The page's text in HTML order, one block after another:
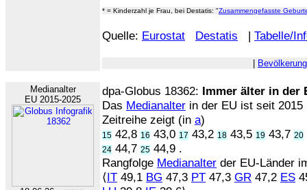
* = Kinderzahl je Frau, bei Destatis: "Zusammengefasste
Quelle: Eurostat Destatis | Tabelle/
Bevölkerung
Medianalter
EU 2015-2025
dpa-Globus 18362: Immer älter in der
Das Medianalter in der EU ist seit 2015
Zeitreihe zeigt (in a)
15 42,8 16 43,0 17 43,2 18 43,5 19 43,7 20
24 44,7 25 44,9 .
Rangfolge Medianalter der EU-Länder
⟨IT 49,1 BG 47,3 PT 47,3 GR 47,2 ES